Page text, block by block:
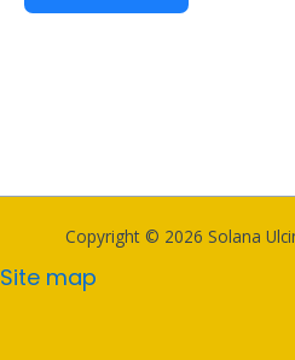
Copyright © 2026 Solana
Site map